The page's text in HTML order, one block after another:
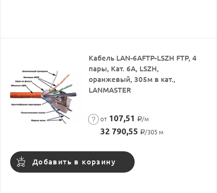
Кабель LAN-6AFTP-LSZH FTP, 4
пары, Кат. 6А, LSZH,
оранжевый, 305м в кат.,
LANMASTER
от 107,51 Р/м
32 790,55 Р/305 м
Добавить в корзину